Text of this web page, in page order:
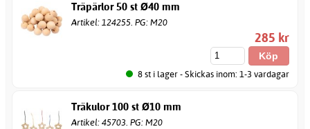
Träpärlor 50 st Ø40 mm
Artikel: 124255. PG: M20
285 kr
8 st i lager - Skickas inom: 1-3 vardagar
Träkulor 100 st Ø10 mm
Artikel: 45703. PG: M20